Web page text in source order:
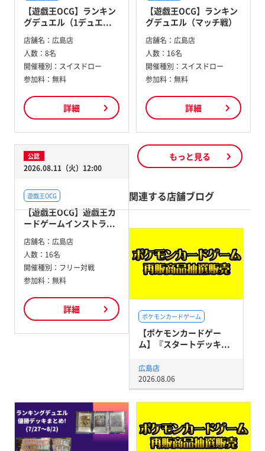
【遊戯王OCG】ランキン
グデュエル（1デュエ...
店舗名： 広島店
人数： 8名
開催種別： スイスドロー
参加料： 無料
詳細
【遊戯王OCG】ランキン
グデュエル（マッチ戦）
店舗名： 広島店
人数： 16名
開催種別： スイスドロー
参加料： 無料
詳細
公認
2026.08.11（火）12:00
遊戯王OCG
【遊戯王OCG】遊戯王カ
ードゲームインストラ...
店舗名： 広島店
人数： 16名
開催種別： フリー対戦
参加料： 無料
詳細
もっと見る
関連する店舗ブログ
ポケモンカードゲーム
【ポケモンカードゲー
ム】『スタートデッキ...
広島店
2026.08.06